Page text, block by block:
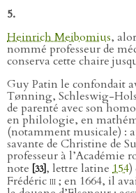
5.
Heinrich Meibomius,
nommé professeur de
conserva cette chaire
Guy Patin le confondait
Tønning, Schleswig-
de parenté avec son
en philologie, en
(notamment musicale) :
savante de Christine de
professeur à l’Académie
note [33] , lettre latine 154)
Frédériciii; en 1664, il